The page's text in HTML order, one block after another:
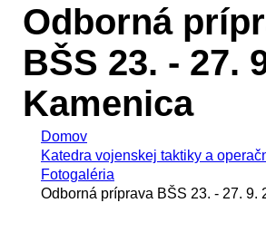
Odborná
BŠS 23. - 27.
Kamenica
Domov
Katedra vojenskej taktiky a
Fotogaléria
Odborná príprava BŠS 23. - 27. 9.